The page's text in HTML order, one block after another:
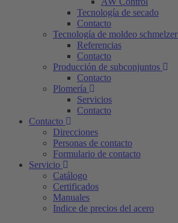
Tecnología de secado
Contacto
Tecnología de moldeo schmelzer
Referencias
Contacto
Producción de subconjuntos
Contacto
Plomería
Servicios
Contacto
Contacto
Direcciones
Personas de contacto
Formulario de contacto
Servicio
Catálogo
Certificados
Manuales
Indice de precios del acero